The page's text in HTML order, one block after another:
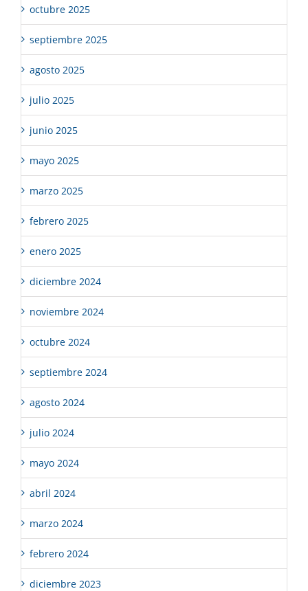
octubre 2025
septiembre 2025
agosto 2025
julio 2025
junio 2025
mayo 2025
marzo 2025
febrero 2025
enero 2025
diciembre 2024
noviembre 2024
octubre 2024
septiembre 2024
agosto 2024
julio 2024
mayo 2024
abril 2024
marzo 2024
febrero 2024
diciembre 2023